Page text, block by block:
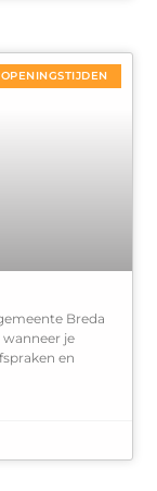
OPENINGSTIJDEN
Breda
wanneer je
en